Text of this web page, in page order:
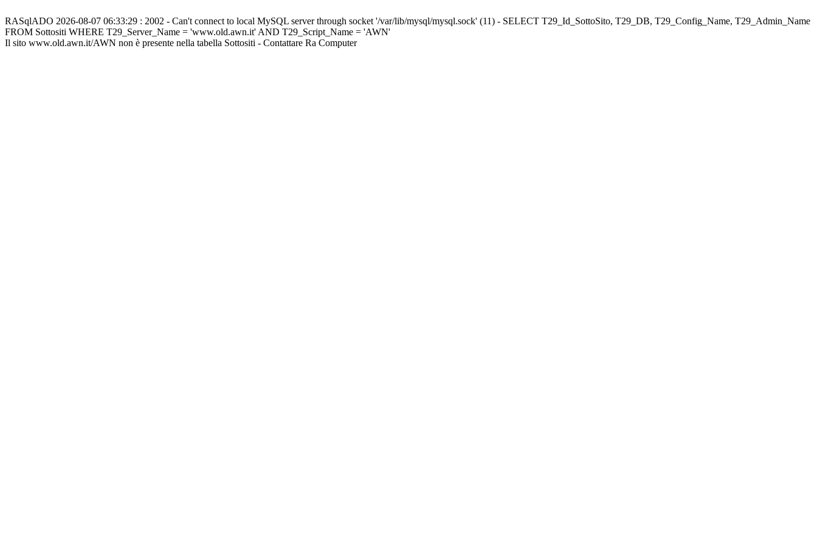
RASqlADO 2026-08-07 06:33:29 : 2002 - Can't connect to local MySQL server through socket '/var/lib/mysql/mysql.sock' (11) - SELECT T29_Id_SottoSito, T29_DB, T29_Config_Name, T29_Admin_Name
FROM Sottositi WHERE T29_Server_Name = 'www.old.awn.it' AND T29_Script_Name = 'AWN'
Il sito www.old.awn.it/AWN non è presente nella tabella Sottositi - Contattare Ra Computer